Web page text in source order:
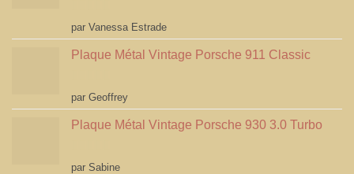
Note5sur 5
par Vanessa Estrade
Plaque Métal Vintage Porsche 911 Classic
Note5sur 5
par Geoffrey
Plaque Métal Vintage Porsche 930 3.0 Turbo
Note5sur 5
par Sabine